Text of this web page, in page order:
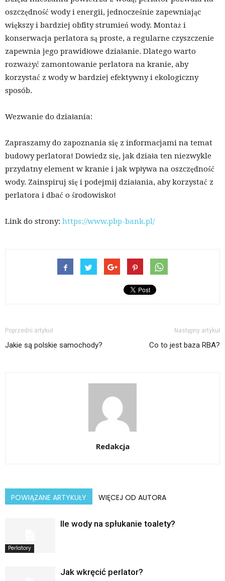
oszczędność wody i energii, jednocześnie zapewniając
większy i bardziej obfity strumień wody. Montaż i
konserwacja perlatora są proste, a regularne czyszczenie
zapewnia jego prawidłowe działanie. Dlatego warto
rozważyć zamontowanie perlatora na kranie, aby
korzystać z wody w bardziej efektywny i ekologiczny
sposób.
Wezwanie do działania:
Zapraszamy do zapoznania się z informacjami na temat
budowy perlatora! Dowiedz się, jak działa ten niezwykle
przydatny element w kranie i jak wpływa na oszczędność
wody. Zainspiruj się i podejmij działania, aby korzystać z
perlatora i dbać o środowisko!
Link do strony: https://www.pbp-bank.pl/
Poprzedni artykuł
Jakie są polskie samochody?
Następny artykuł
Co to jest baza RBA?
Redakcja
POWIĄZANE ARTYKUŁY WIĘCEJ OD AUTORA
Perlatory
Ile wody na spłukanie toalety?
Jak wkręcić perlator?